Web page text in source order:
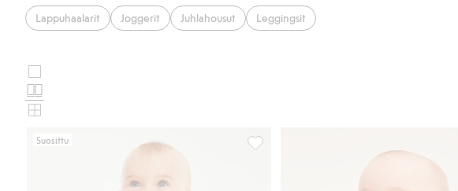
Lappuhaalarit Joggerit Juhlahousut Leggingsit
Valitse
tuotekortin
asettelu
Suosittu
Ruutukuvioiset collegehousut, Lisää